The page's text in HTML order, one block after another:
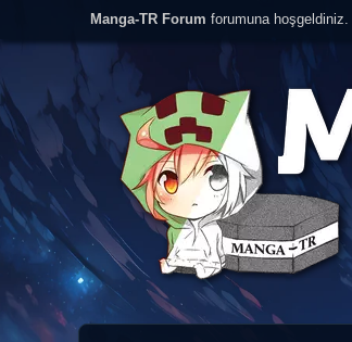
Manga-TR Forum forumuna hoşgeldiniz.